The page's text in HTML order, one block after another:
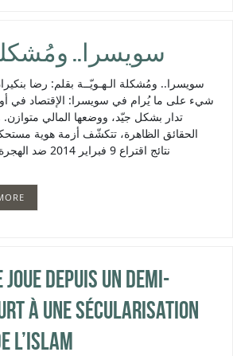
سويسرا.. ومُشكلة
سويسرا.. ومُشكلة الـهـويّــة بقلم: رضا
شيء على ما يُرام في سويسرا: الإقتصاد في أوج
تدار بشكل جيّد، ووضعها المالي
الحقائق الظاهرة، تتكشّف أزمة هوية
نتائج اقتراع 9
joue depuis un demi-
à une sécularisation
l’islam